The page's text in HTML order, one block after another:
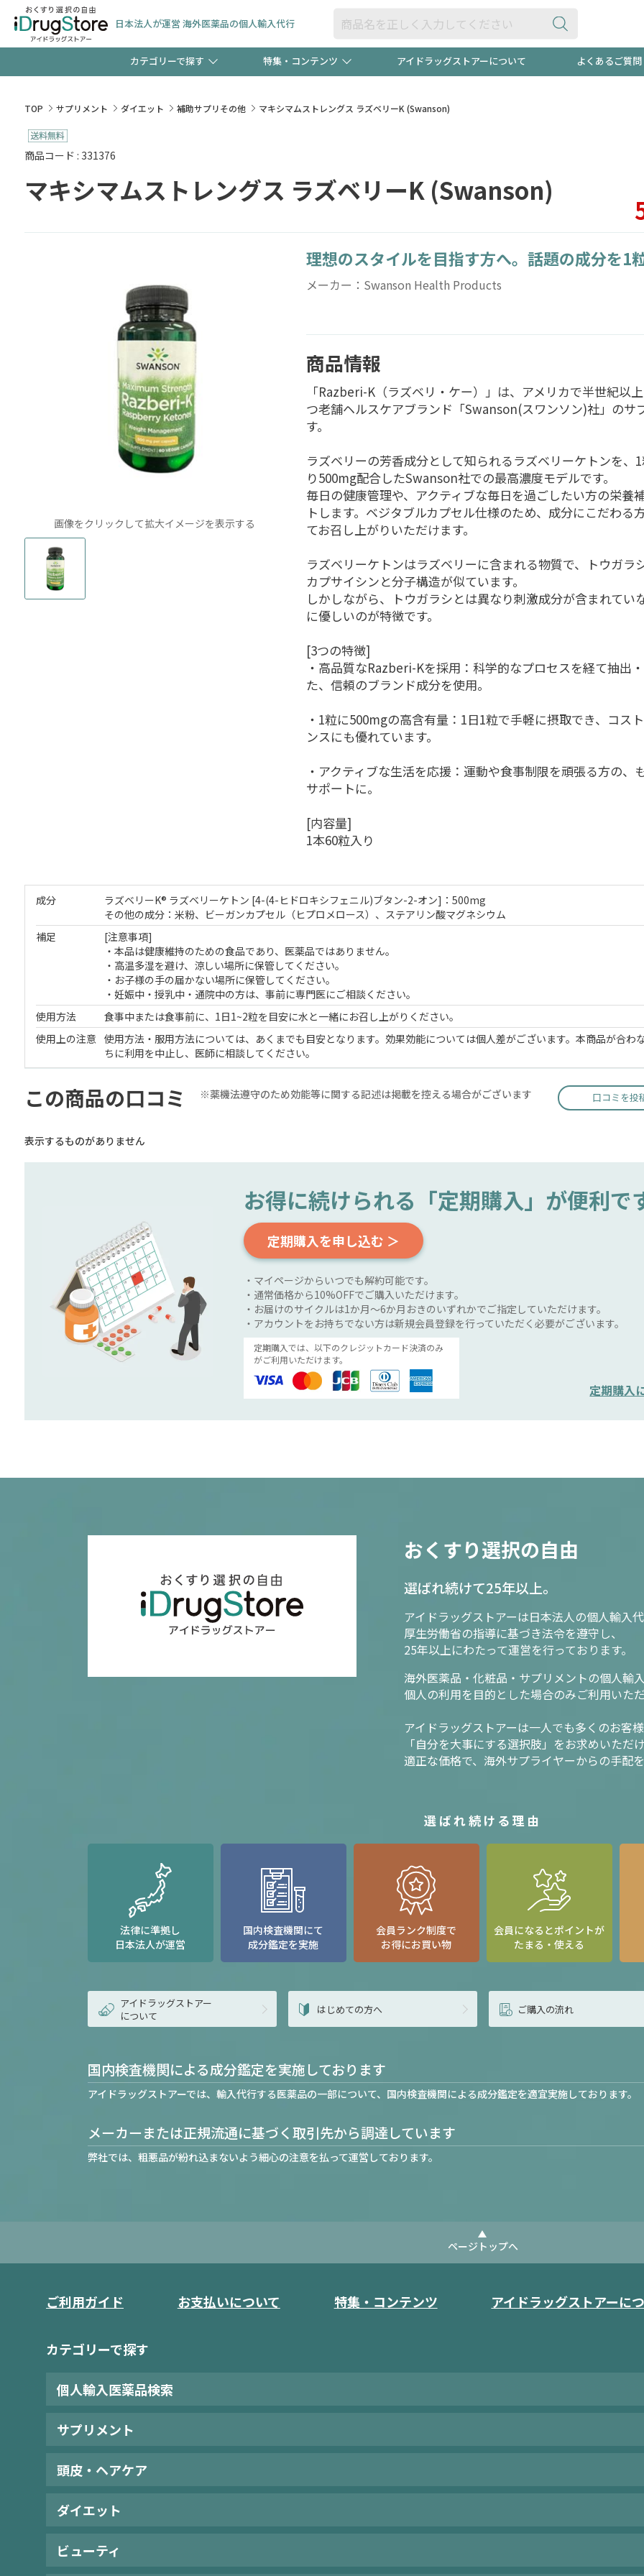
日本法人が運営 海外医薬品の個人輸入代行
カテゴリーで探す
検査キット ペット用品 オトナ向け
特集・コンテンツ
【早割】お得なクーポン"3種類"出現中！今月のスト
新規登録で！今すぐ使えるクーポンプレゼント中！！
友だち大募集！限定クーポンも不定期配信 今売れ
アイドラッグストアーについて よくあるご質問
TOP サプリメント ダイエット 補助サプリその他 マキシマムストレングス ラズベリーK (Swanson)
商品コード : 331376
マキシマムストレングス ラズベリーK (Swanson)
画像をクリックして拡大イメージを表示する
理想のスタイルを目指す方へ。話題の成分を1
メーカー：Swanson Health Products
商品情報
「Razberi-K（ラズベリ・ケー）」は、アメリカで半世紀以
つ老舗ヘルスケアブランド「Swanson(スワンソン)社」のサ
す。
ラズベリーの芳香成分として知られるラズベリーケトンを、
り500mg配合したSwanson社での最高濃度モデルです。
毎日の健康管理や、アクティブな毎日を過ごしたい方の栄養
トします。ベジタブルカプセル仕様のため、成分にこだわる
てお召し上がりいただけます。
ラズベリーケトンはラズベリーに含まれる物質で、トウガラ
カプサイシンと分子構造が似ています。
しかしながら、トウガラシとは異なり刺激成分が含まれてい
に優しいのが特徴です。
[3つの特徴]
・高品質なRazberi-Kを採用：科学的なプロセスを経て抽出
た、信頼のブランド成分を使用。
・1粒に500mgの高含有量：1日1粒で手軽に摂取でき、コス
ンスにも優れています。
・アクティブな生活を応援：運動や食事制限を頑張る方の、
サポートに。
[内容量]
1本60粒入り
成分
ラズベリーK® ラズベリーケトン [4-(4-ヒドロキシフェニル)ブタン-2-オン]：500mg
その他の成分：米粉、ビーガンカプセル（ヒプロメロース）、ステアリン酸マグネシウム
補足
[注意事項]
・本品は健康維持のための食品であり、医薬品ではありません。
・高温多湿を避け、涼しい場所に保管してください。
・お子様の手の届かない場所に保管してください。
・妊娠中・授乳中・通院中の方は、事前に専門医にご相談ください。
使用方法
食事中または食事前に、1日1~2粒を目安に水と一緒にお召し上がりください。
使用上の注意 使用方法・服用方法については、あくまでも目安となります。効果効能については個人差がございます。本商品が合わ
ちに利用を中止し、医師に相談してください。
この商品の口コミ ※薬機法遵守のため効能等に関する記述は掲載を控える場合がございます 口コミを投
表示するものがありません
お得に続けられる 「定期購入」が便利で
定期購入を申し込む ＞
・マイページからいつでも解約可能です。
・通常価格から10%OFFでご購入いただけます。
・お届けのサイクルは1か月～6か月おきのいずれかでご指定していただけます。
・アカウントをお持ちでない方は新規会員登録を行っていただく必要がございます。
定期購入では、以下のクレジットカード決済のみ
がご利用いただけます。
定期購入
おくすり選択の自由
選ばれ続けて25年以上。
アイドラッグストアーは日本法人の個人輸入
厚生労働省の指導に基づき法令を遵守し、
25年以上にわたって運営を行っております。
海外医薬品・化粧品・サプリメントの個人輸
個人の利用を目的とした場合のみご利用いた
アイドラッグストアーは一人でも多くのお客
「自分を大事にする選択肢」をお求めいただ
適正な価格で、海外サプライヤーからの手配
選ばれ続ける理由
法律に準拠し
日本法人が運営
国内検査機関にて
成分鑑定を実施
会員ランク制度で
お得にお買い物
会員になるとポイントが
たまる・使える
アイドラッグストアー
について
はじめての方へ ご購入の流れ
国内検査機関による成分鑑定を実施しております
アイドラッグストアーでは、輸入代行する医薬品の一部について、国内検査機関による成分鑑定を適宜実施しております。
メーカーまたは正規流通に基づく取引先から調達しています
弊社では、粗悪品が紛れ込まないよう細心の注意を払って運営しております。
ページトップへ
ご利用ガイド お支払いについて 特集・コンテンツ アイドラッグストアーに
カテゴリーで探す
個人輸入医薬品検索
サプリメント
頭皮・ヘアケア
ダイエット
ビューティ